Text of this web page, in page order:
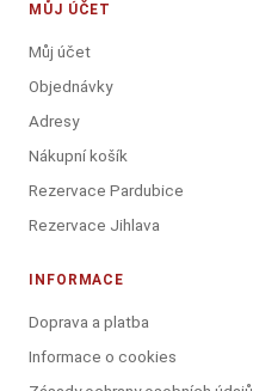
MŮJ ÚČET
Můj účet
Objednávky
Adresy
Nákupní košík
Rezervace Pardubice
Rezervace Jihlava
INFORMACE
Doprava a platba
Informace o cookies